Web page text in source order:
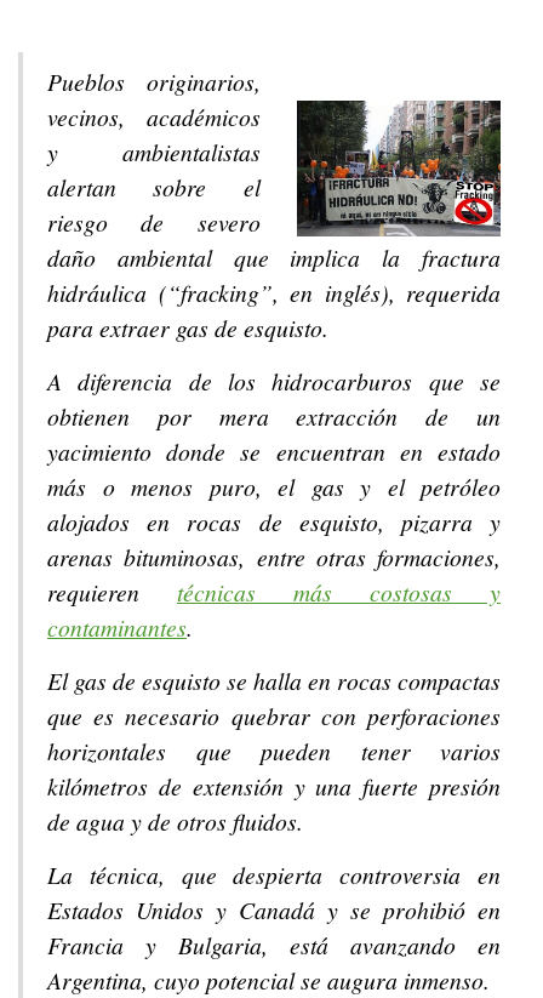
Pueblos originarios,
vecinos, académicos
y ambientalistas
alertan sobre el
riesgo de severo
daño ambiental que implica la fractura
hidráulica (“fracking”, en inglés), requerida
para extraer gas de esquisto.
A diferencia de los hidrocarburos que se
obtienen por mera extracción de un
yacimiento donde se encuentran en estado
más o menos puro, el gas y el petróleo
alojados en rocas de esquisto, pizarra y
arenas bituminosas, entre otras formaciones,
requieren técnicas más costosas y
contaminantes.
El gas de esquisto se halla en rocas compactas
que es necesario quebrar con perforaciones
horizontales que pueden tener varios
kilómetros de extensión y una fuerte presión
de agua y de otros fluidos.
La técnica, que despierta controversia en
Estados Unidos y Canadá y se prohibió en
Francia y Bulgaria, está avanzando en
Argentina, cuyo potencial se augura inmenso.